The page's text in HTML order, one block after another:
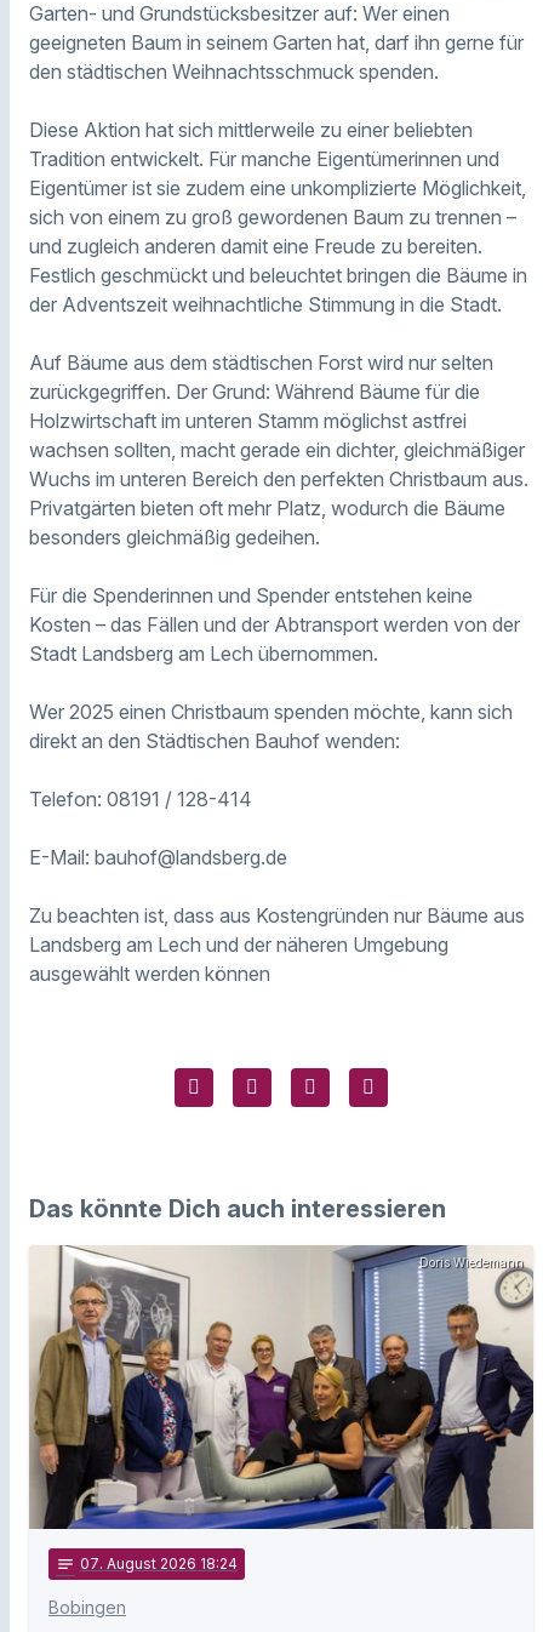
Garten- und Grundstücksbesitzer auf: Wer einen
geeigneten Baum in seinem Garten hat, darf ihn gerne für
den städtischen Weihnachtsschmuck spenden.
Diese Aktion hat sich mittlerweile zu einer beliebten
Tradition entwickelt. Für manche Eigentümerinnen und
Eigentümer ist sie zudem eine unkomplizierte Möglichkeit,
sich von einem zu groß gewordenen Baum zu trennen –
und zugleich anderen damit eine Freude zu bereiten.
Festlich geschmückt und beleuchtet bringen die Bäume in
der Adventszeit weihnachtliche Stimmung in die Stadt.
Auf Bäume aus dem städtischen Forst wird nur selten
zurückgegriffen. Der Grund: Während Bäume für die
Holzwirtschaft im unteren Stamm möglichst astfrei
wachsen sollten, macht gerade ein dichter, gleichmäßiger
Wuchs im unteren Bereich den perfekten Christbaum aus.
Privatgärten bieten oft mehr Platz, wodurch die Bäume
besonders gleichmäßig gedeihen.
Für die Spenderinnen und Spender entstehen keine
Kosten – das Fällen und der Abtransport werden von der
Stadt Landsberg am Lech übernommen.
Wer 2025 einen Christbaum spenden möchte, kann sich
direkt an den Städtischen Bauhof wenden:
Telefon: 08191 / 128-414
E-Mail: bauhof@landsberg.de
Zu beachten ist, dass aus Kostengründen nur Bäume aus
Landsberg am Lech und der näheren Umgebung
ausgewählt werden können
Das könnte Dich auch interessieren
Doris Wiedemann
notes 07. August 2026 18:24
Bobingen